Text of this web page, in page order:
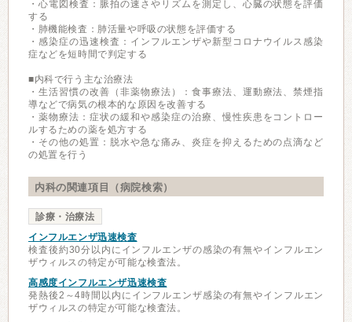
・心電図検査：脈拍の速さやリズムを測定し、心臓の状態を評価
する
・肺機能検査：肺活量や呼吸の状態を評価する
・感染症の迅速検査：インフルエンザや新型コロナウイルス感染
症などを短時間で判定する
■内科で行う主な治療法
・生活習慣の改善（非薬物療法）：食事療法、運動療法、禁煙指
導などで病気の根本的な原因を改善する
・薬物療法：症状の緩和や感染症の治療、慢性疾患をコントロー
ルするための薬を処方する
・その他の処置：脱水や急な痛み、炎症を抑えるための点滴など
の処置を行う
内科の関連項目（病院検索）
診療・治療法
インフルエンザ迅速検査
検査後約30分以内にインフルエンザの感染の有無やインフルエン
ザウィルスの特定が可能な検査法。
高感度インフルエンザ迅速検査
発熱後2～4時間以内にインフルエンザ感染の有無やインフルエン
ザウィルスの特定が可能な検査法。